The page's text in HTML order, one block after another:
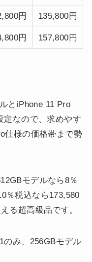
円 135,800円
円 157,800円
とiPhone 11 Pro
定なので、求めやす
仕様の価格帯まで勢
モデルなら8％
％税込なら173,580
る超高級品です。
のみ、256GBモデル